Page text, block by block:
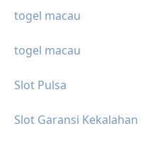
togel macau
togel macau
Slot Pulsa
Slot Garansi Kekalahan